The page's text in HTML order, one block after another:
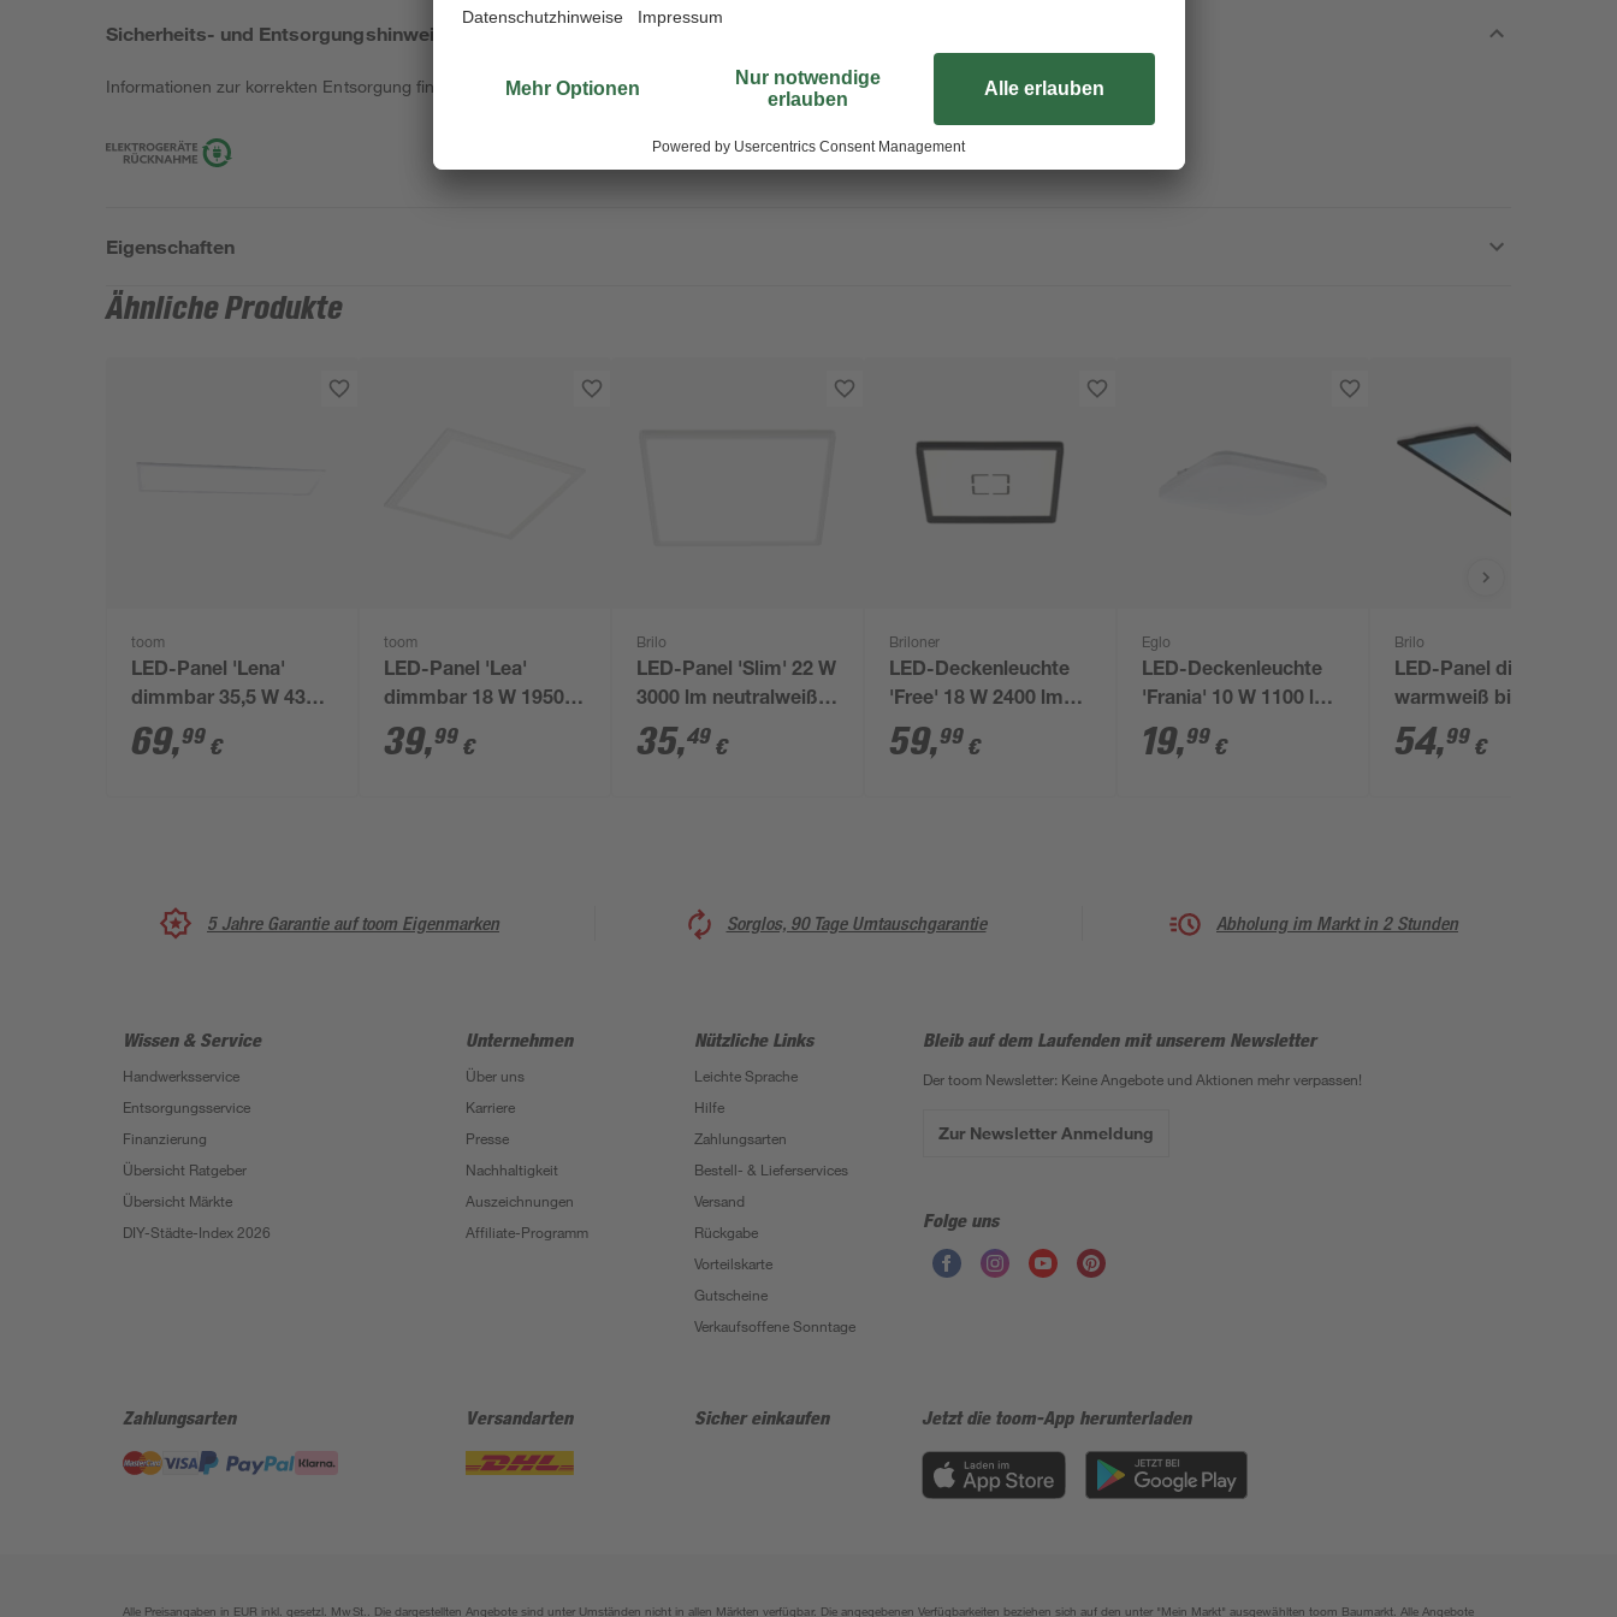
Sicherheits- und Entsorgungshinweise
Informationen zur korrekten Entsorgung findest du hier.
Eigenschaften
Ähnliche Produkte
toom
LED-Panel 'Lena'
dimmbar 35,5 W 4350
lm RGB - tunable
white 30 x 6,1 x 120
69,99 €
toom
LED-Panel 'Lea'
dimmbar 18 W 1950
lm RGB - tunable
white 29,5 x 5,8 x 29,5
39,99 €
Brilo
LED-Panel 'Slim' 22 W
3000 lm neutralweiß
42 x 2,9 x 42 cm
35,49 €
Briloner
LED-Deckenleuchte
'Free' 18 W 2400 lm
neutralweiß 29,3 x 2,8
x 29,3 cm
59,99 €
Eglo
LED-Deckenleuchte
'Frania' 10 W 1100 lm
warmweiß 28 x 7 x 28
cm
19,99 €
Brilo
LED-Panel dimmbar
warmweiß bis
tageslichtweiß 25 x 6
x 100 cm
54,99 €
5 Jahre Garantie auf toom Eigenmarken Sorglos, 90 Tage Umtauschgarantie Abholung im Markt in 2 Stunden
Wissen & Service
Handwerksservice
Entsorgungsservice
Finanzierung
Übersicht Ratgeber
Übersicht Märkte
DIY-Städte-Index 2026
Unternehmen
Über uns
Karriere
Presse
Nachhaltigkeit
Auszeichnungen
Affiliate-Programm
Nützliche Links
Leichte Sprache
Hilfe
Zahlungsarten
Bestell- & Lieferservices
Versand
Rückgabe
Vorteilskarte
Gutscheine
Verkaufsoffene Sonntage
Bleib auf dem Laufenden mit unserem Newsletter
Der toom Newsletter: Keine Angebote und Aktionen mehr verpassen!
Zur Newsletter Anmeldung
Folge uns
Zahlungsarten Versandarten Sicher einkaufen Jetzt die toom-App herunterladen
Alle Preisangaben in EUR inkl. gesetzl. MwSt.. Die dargestellten Angebote sind unter Umständen nicht in allen Märkten verfügbar. Die angegebenen Verfügbarkeiten beziehen sich auf den unter "Mein Markt" ausgewählten toom Baumarkt. Alle Angebote